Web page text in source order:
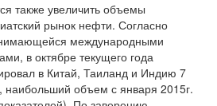
также увеличить объемы
рынок нефти. Согласно
международными
в октябре текущего года
в Китай, Таиланд и Индию 7
объем с января 2015г.